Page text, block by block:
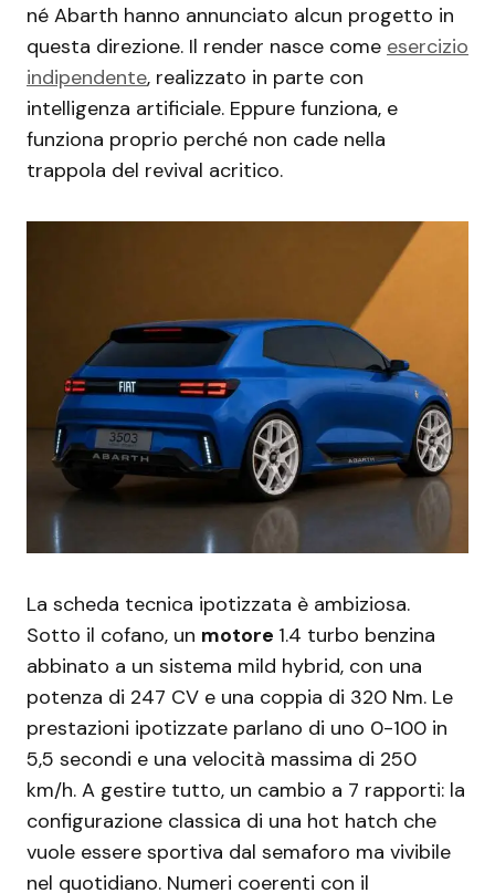
né Abarth hanno annunciato alcun progetto in
questa direzione. Il render nasce come esercizio
indipendente, realizzato in parte con
intelligenza artificiale. Eppure funziona, e
funziona proprio perché non cade nella
trappola del revival acritico.
La scheda tecnica ipotizzata è ambiziosa.
Sotto il cofano, un motore 1.4 turbo benzina
abbinato a un sistema mild hybrid, con una
potenza di 247 CV e una coppia di 320 Nm. Le
prestazioni ipotizzate parlano di uno 0-100 in
5,5 secondi e una velocità massima di 250
km/h. A gestire tutto, un cambio a 7 rapporti: la
configurazione classica di una hot hatch che
vuole essere sportiva dal semaforo ma vivibile
nel quotidiano. Numeri coerenti con il